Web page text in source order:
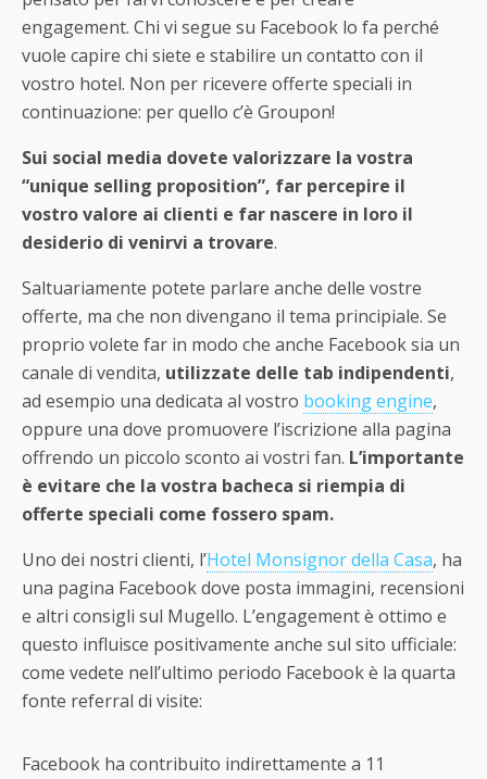
engagement. Chi vi segue su Facebook lo fa perché
vuole capire chi siete e stabilire un contatto con il
vostro hotel. Non per ricevere offerte speciali in
continuazione: per quello c’è Groupon!
Sui social media dovete valorizzare la vostra
“unique selling proposition”, far percepire il
vostro valore ai clienti e far nascere in loro il
desiderio di venirvi a trovare.
Saltuariamente potete parlare anche delle vostre
offerte, ma che non divengano il tema principiale. Se
proprio volete far in modo che anche Facebook sia un
canale di vendita, utilizzate delle tab indipendenti,
ad esempio una dedicata al vostro booking engine,
oppure una dove promuovere l’iscrizione alla pagina
offrendo un piccolo sconto ai vostri fan. L’importante
è evitare che la vostra bacheca si riempia di
offerte speciali come fossero spam.
Uno dei nostri clienti, l’Hotel Monsignor della Casa, ha
una pagina Facebook dove posta immagini, recensioni
e altri consigli sul Mugello. L’engagement è ottimo e
questo influisce positivamente anche sul sito ufficiale:
come vedete nell’ultimo periodo Facebook è la quarta
fonte referral di visite:
Facebook ha contribuito indirettamente a 11